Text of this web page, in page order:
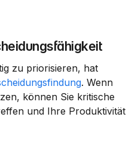
zu priorisieren, hat
. Wenn
können Sie kritische
und Ihre Produktivität